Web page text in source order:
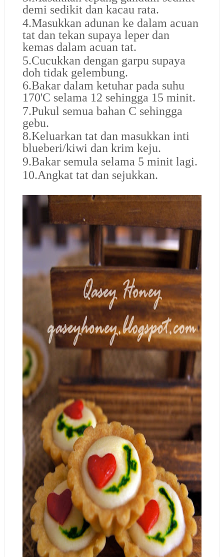
demi sedikit dan kacau rata.
4.Masukkan adunan ke dalam acuan
tat dan tekan supaya leper dan
kemas dalam acuan tat.
5.Cucukkan dengan garpu supaya
doh tidak gelembung.
6.Bakar dalam ketuhar pada suhu
170'C selama 12 sehingga 15 minit.
7.Pukul semua bahan C sehingga
gebu.
8.Keluarkan tat dan masukkan inti
blueberi/kiwi dan krim keju.
9.Bakar semula selama 5 minit lagi.
10.Angkat tat dan sejukkan.